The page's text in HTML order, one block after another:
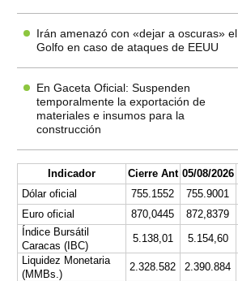
Irán amenazó con «dejar a oscuras» el
Golfo en caso de ataques de EEUU
En Gaceta Oficial: Suspenden
temporalmente la exportación de
materiales e insumos para la
construcción
Indicador Cierre Ant 05/08/2026
Dólar oficial
755.1552
755.9001
Euro oficial
870,0445
872,8379
Índice Bursátil
Caracas (IBC)
5.138,01
5.154,60
Liquidez Monetaria
(MMBs.)
2.328.582
2.390.884